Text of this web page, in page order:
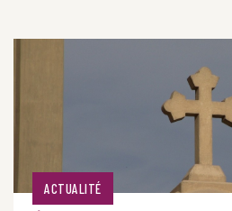
ACTUALITÉ